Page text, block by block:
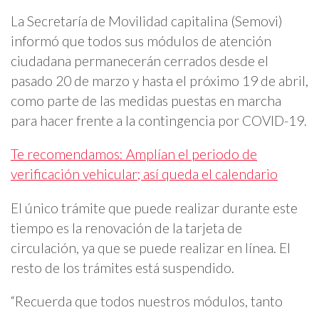
La Secretaría de Movilidad capitalina (Semovi)
informó que todos sus módulos de atención
ciudadana permanecerán cerrados desde el
pasado 20 de marzo y hasta el próximo 19 de abril,
como parte de las medidas puestas en marcha
para hacer frente a la contingencia por COVID-19.
Te recomendamos: Amplían el periodo de
verificación vehicular; así queda el calendario
El único trámite que puede realizar durante este
tiempo es la renovación de la tarjeta de
circulación, ya que se puede realizar en línea. El
resto de los trámites está suspendido.
“Recuerda que todos nuestros módulos, tanto